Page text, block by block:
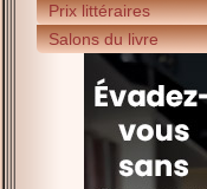
Prix littéraires
Salons du livre